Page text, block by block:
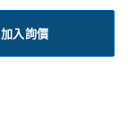
加入詢價